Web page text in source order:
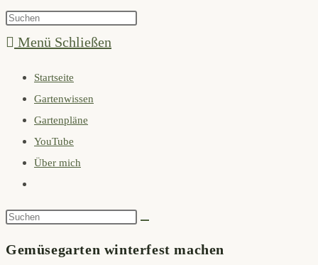
Suche
umschalten
Menü Schließen
Startseite
Gartenwissen
Gartenpläne
YouTube
Über mich
umschalten
Diese
durchsuchen
Gemüsegarten winterfest machen